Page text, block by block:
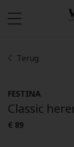
Terug
FESTINA
Classic
€ 89